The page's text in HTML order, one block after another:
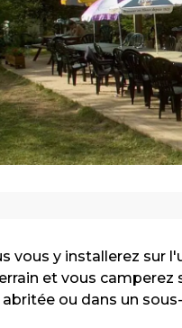
vous y installerez sur
et vous camperez
ou dans un